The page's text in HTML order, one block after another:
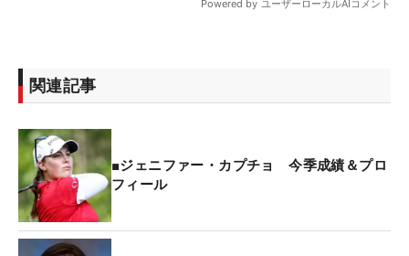
関連記事
■ジェニファー・カプチョ 今季成績＆プロ
フィール